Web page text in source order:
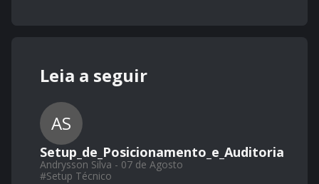
Leia a seguir
AS
Setup_de_Posicionamento_e_Auditoria
Andrysson Silva - 07 de Agosto
#Setup Técnico